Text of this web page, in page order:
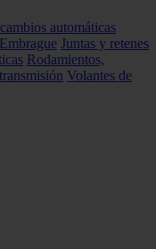
automáticas
Embrague Juntas y retenes
Rodamientos,
Volantes de